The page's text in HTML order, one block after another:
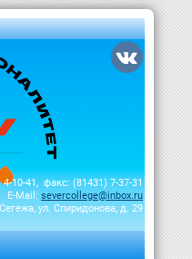
10-41, факс: (81431) 7-37-31
E-Mail: severcollege@inbox.ru
ул. Спиридонова, д. 29